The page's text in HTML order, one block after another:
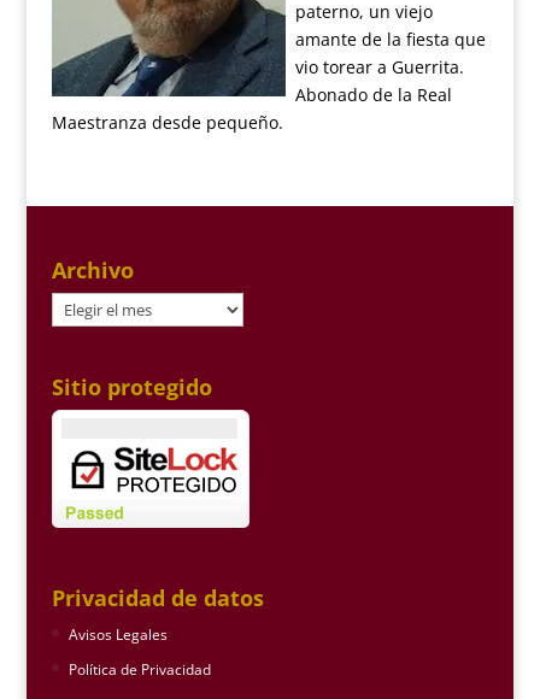
paterno, un viejo
amante de la fiesta que
vio torear a Guerrita.
Abonado de la Real
Maestranza desde pequeño.
Archivo
Archivo
Sitio protegido
Privacidad de datos
Avisos Legales
Política de Privacidad